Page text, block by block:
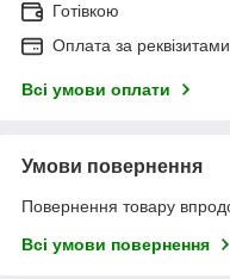
Готівкою
Оплата за реквізитами
Всі умови оплати
Умови повернення
Повернення товару
Всі умови повернення